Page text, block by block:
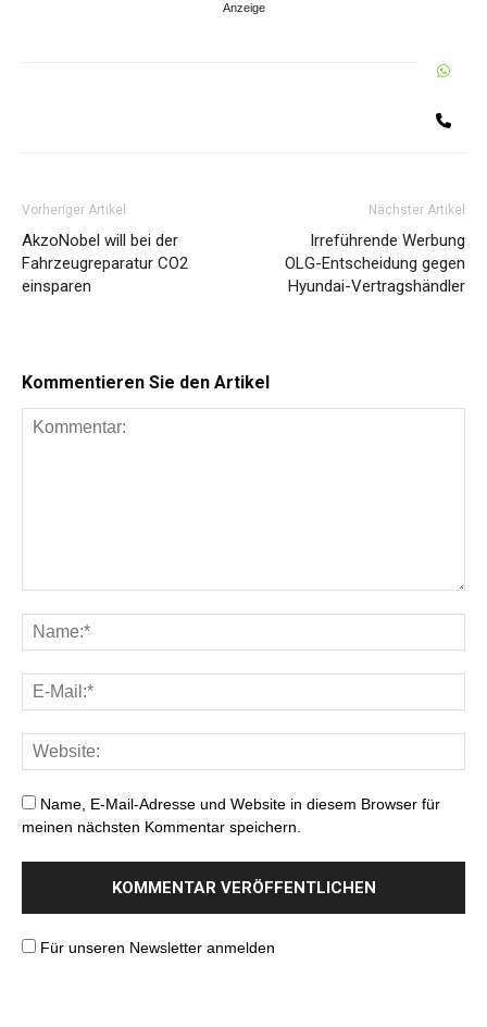
Vorheriger Artikel
AkzoNobel will bei der
Fahrzeugreparatur CO2
einsparen
Nächster Artikel
Irreführende Werbung
OLG-Entscheidung gegen
Hyundai-Vertragshändler
Kommentieren Sie den Artikel
Name, E-Mail-Adresse und Website in diesem Browser für
meinen nächsten Kommentar speichern.
Für unseren Newsletter anmelden